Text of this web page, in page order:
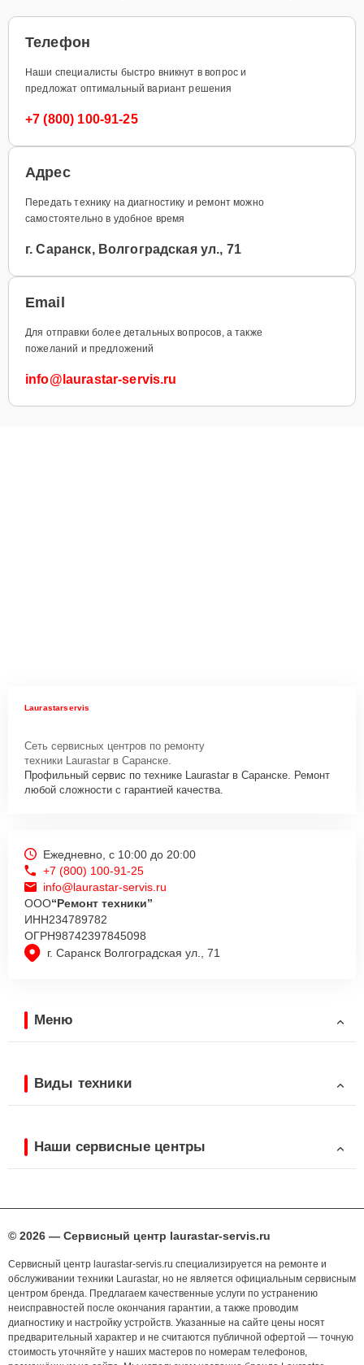
Телефон
Наши специалисты быстро вникнут в вопрос и
предложат оптимальный вариант решения
+7 (800) 100-91-25
Адрес
Передать технику на диагностику и ремонт можно
самостоятельно в удобное время
г. Саранск, Волгоградская ул., 71
Email
Для отправки более детальных вопросов, а также
пожеланий и предложений
info@laurastar-servis.ru
Laurastarservis
Сеть сервисных центров по ремонту
техники Laurastar в Саранске.
Профильный сервис по технике Laurastar в Саранске. Ремонт
любой сложности с гарантией качества.
г. Саранск Волгоградская ул., 71
Ежедневно, с 10:00 до 20:00
+7 (800) 100-91-25
info@laurastar-servis.ru
ООО“Ремонт техники”
ИНН234789782
ОГРН98742397845098
Меню
Виды техники
Наши сервисные центры
© 2026 — Сервисный центр laurastar-servis.ru
Сервисный центр laurastar-servis.ru специализируется на ремонте и
обслуживании техники Laurastar, но не является официальным сервисным
центром бренда. Предлагаем качественные услуги по устранению
неисправностей после окончания гарантии, а также проводим
диагностику и настройку устройств. Указанные на сайте цены носят
предварительный характер и не считаются публичной офертой — точную
стоимость уточняйте у наших мастеров по номерам телефонов,